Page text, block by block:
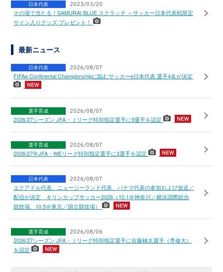
日本代表 2023/03/20
その場で当たる！SAMURAI BLUE スクラッチ ～サッカー日本代表戦限定
サイン入りグッズ プレゼント！
最新ニュース
日本代表 2026/08/07
FIFAe Continental Championshipに臨むサッカーe日本代表 選手4名が決定
選手育成 2026/08/07
2026/27シーズン JFA・Ｊリーグ特別指定選手に9選手を認定
選手育成 2026/08/07
2026/27年JFA・WEリーグ特別指定選手に3選手を認定
日本代表 2026/08/07
エクアドル代表、ニュージーランド代表、パナマ代表の参加および放送／
配信が決定 キリンカップサッカー2026（10.1＠神奈川／横浜国際総合
競技場、10.5＠東京／国立競技場）
選手育成 2026/08/06
2026/27シーズン JFA・Ｊリーグ特別指定選手に佐藤柚太選手（専修大）
を認定